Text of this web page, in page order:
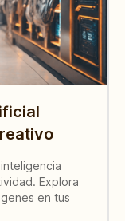
Explora
en tus